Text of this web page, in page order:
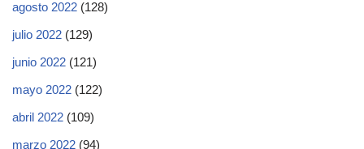
agosto 2022 (128)
julio 2022 (129)
junio 2022 (121)
mayo 2022 (122)
abril 2022 (109)
marzo 2022 (94)